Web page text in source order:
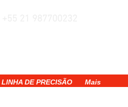
LINHA DE PRECISÃO Mais